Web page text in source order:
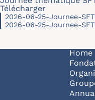
Télécharger
2026-06-25-Journee-
2026-06-25-Journee-
Home